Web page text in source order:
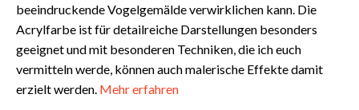
beeindruckende Vogelgemälde verwirklichen kann. Die
Acrylfarbe ist für detailreiche Darstellungen besonders
geeignet und mit besonderen Techniken, die ich euch
vermitteln werde, können auch malerische Effekte damit
erzielt werden. Mehr erfahren